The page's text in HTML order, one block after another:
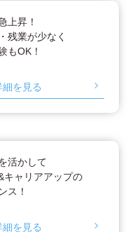
上昇！
残業が少なく
もOK！
細を見る
活かして
キャリアアップの
ス！
細を見る